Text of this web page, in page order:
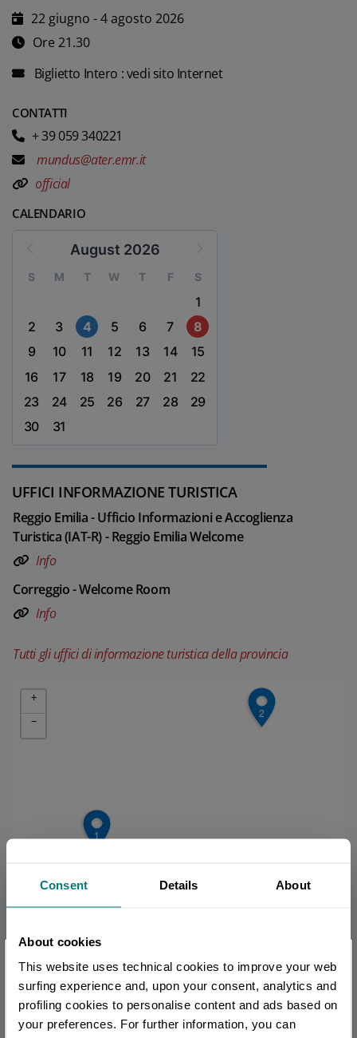
Consent Details About
About cookies
This website uses technical cookies to improve your web
surfing experience and, upon your consent, analytics and
profiling cookies to personalise content and ads based on
your preferences. For further information, you can
22 giugno - 4 agosto 2026
Ore 21.30
Biglietto Intero : vedi sito Internet
CONTATTI
+ 39 059 340221
mundus@ater.emr.it
official
CALENDARIO
August 2026
S M T W T F S
1
2
3 4 5 6 7
8
9
10 11 12 13 14
15
16
17 18 19 20 21
22
23
24 25 26 27 28
29
30
31
UFFICI INFORMAZIONE TURISTICA
Reggio Emilia - Ufficio Informazioni e Accoglienza
Turistica (IAT-R) - Reggio Emilia Welcome
Info
Correggio - Welcome Room
Info
Tutti gli uffici di informazione turistica della provincia
1
2
3
4
+
−
×
Sei arrivato in ritardo. ..